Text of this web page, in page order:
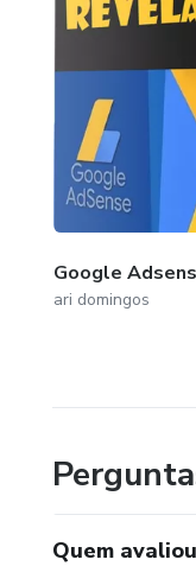
Google
ari domingos
Quem